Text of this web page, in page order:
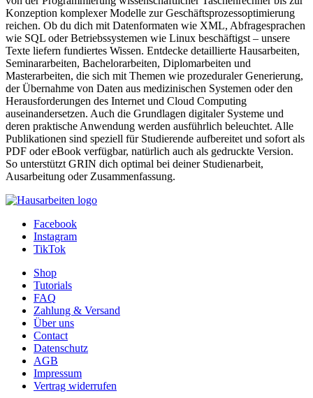
Autor:in:Robert Bastei (Autor:in)
Kategorie:Hausarbeit (Hauptseminar) , 2017 , Note: 1,6
Preis:US$ 6,99
Eine Vorstellung des Bachelorstudiengangs "Angewandte
Informatik"
Autor:in:Julius Richert (Autor:in)
Kategorie:Facharbeit (Schule) , 2016 , Note: 1
Preis:US$ 14,99
Zeige 25 50 100
<1 23...5>
Sammlung an wissenschaftlichen Arbeiten im Bereich der
von der Programmierung wissenschaftlicher Taschenrechner bis zur
Konzeption komplexer Modelle zur Geschäftsprozessoptimierung
reichen. Ob du dich mit Datenformaten wie XML, Abfragesprachen
Texte liefern fundiertes Wissen. Entdecke detaillierte Hausarbeiten,
Seminararbeiten, Bachelorarbeiten, Diplomarbeiten und
Masterarbeiten, die sich mit Themen wie prozeduraler Generierung,
der Übernahme von Daten aus medizinischen Systemen oder den
Herausforderungen des Internet und Cloud Computing
auseinandersetzen. Auch die Grundlagen digitaler Systeme und
deren praktische Anwendung werden ausführlich beleuchtet. Alle
Publikationen sind speziell für Studierende aufbereitet und sofort als
PDF oder eBook verfügbar, natürlich auch als gedruckte Version.
So unterstützt GRIN dich optimal bei deiner Studienarbeit,